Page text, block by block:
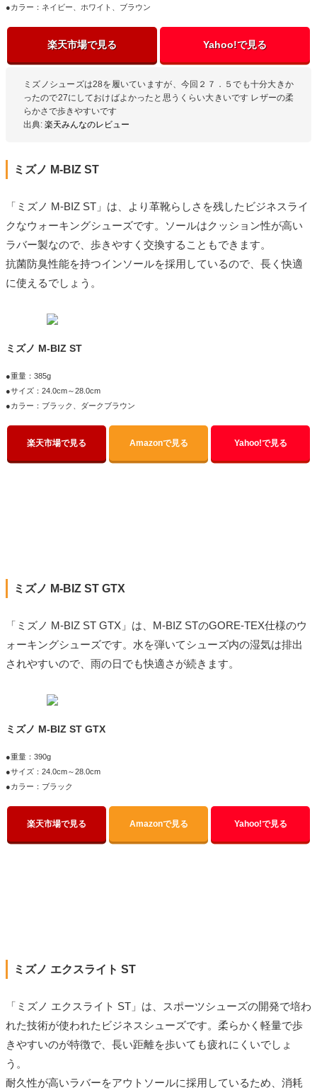
●カラー：ネイビー、ホワイト、ブラウン
楽天市場で見る Yahoo!で見る
ミズノシューズは28を履いていますが、今回２７．５でも十分大きか
ったので27にしておけばよかったと思うくらい大きいです レザーの柔
らかさで歩きやすいです
出典: 楽天みんなのレビュー
ミズノ M-BIZ ST
「ミズノ M-BIZ ST」は、より革靴らしさを残したビジネスライ
クなウォーキングシューズです。ソールはクッション性が高い
ラバー製なので、歩きやすく交換することもできます。
抗菌防臭性能を持つインソールを採用しているので、長く快適
に使えるでしょう。
ミズノ M-BIZ ST
●重量：385g
●サイズ：24.0cm～28.0cm
●カラー：ブラック、ダークブラウン
楽天市場で見る Amazonで見る Yahoo!で見る
ミズノ M-BIZ ST GTX
「ミズノ M-BIZ ST GTX」は、M-BIZ STのGORE-TEX仕様のウ
ォーキングシューズです。水を弾いてシューズ内の湿気は排出
されやすいので、雨の日でも快適さが続きます。
ミズノ M-BIZ ST GTX
●重量：390g
●サイズ：24.0cm～28.0cm
●カラー：ブラック
楽天市場で見る Amazonで見る Yahoo!で見る
ミズノ エクスライト ST
「ミズノ エクスライト ST」は、スポーツシューズの開発で培わ
れた技術が使われたビジネスシューズです。柔らかく軽量で歩
きやすいのが特徴で、長い距離を歩いても疲れにくいでしょ
う。
耐久性が高いラバーをアウトソールに採用しているため、消耗